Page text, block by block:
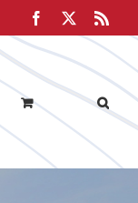
Facebook